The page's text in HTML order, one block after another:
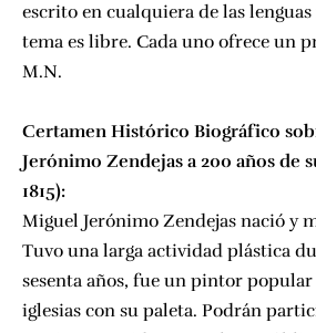
escrito en cualquiera de las
tema es libre. Cada uno ofrece un
M.N.
Certamen Histórico Biográfico
Jerónimo Zendejas a 200 años de
1815):
Miguel Jerónimo Zendejas nació y
Tuvo una larga actividad plástica
sesenta años, fue un pintor
iglesias con su paleta. Podrán